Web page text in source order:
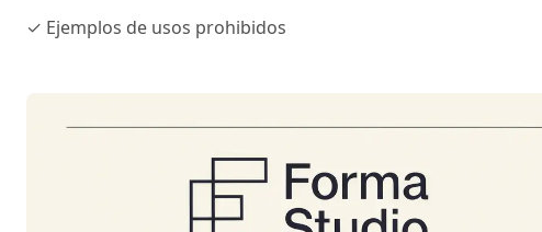
✓ Ejemplos de usos prohibidos